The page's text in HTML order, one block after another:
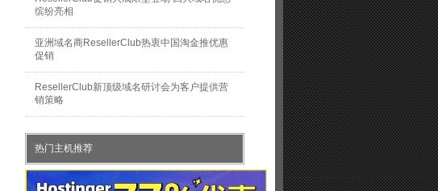
缤纷亮相
亚洲域名商ResellerClub热衷中国淘金推优惠
促销
ResellerClub新顶级域名研讨会为客户提供营
销策略
热门主机推荐